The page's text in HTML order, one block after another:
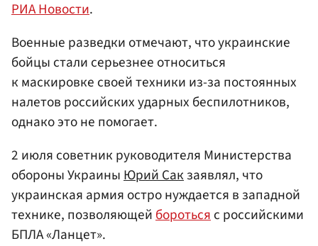
РИА Новости.
Военные разведки отмечают, что украинские
бойцы стали серьезнее относиться
к маскировке своей техники из-за постоянных
налетов российских ударных беспилотников,
однако это не помогает.
2 июля советник руководителя Министерства
обороны УкраиныЮрий Сакзаявлял, что
украинская армия остро нуждается в западной
технике, позволяющейборотьсяс российскими
БПЛА «Ланцет».